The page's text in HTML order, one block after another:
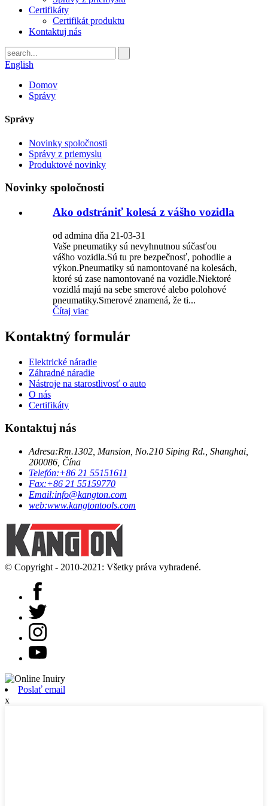
Certifikáty
Certifikát produktu
Kontaktuj nás
English
Domov
Správy
Správy
Novinky spoločnosti
Správy z priemyslu
Produktové novinky
Novinky spoločnosti
Ako odstrániť kolesá z vášho vozidla
od admina dňa 21-03-31
Vaše pneumatiky sú nevyhnutnou súčasťou
vášho vozidla.Sú tu pre bezpečnosť, pohodlie a
výkon.Pneumatiky sú namontované na kolesách,
ktoré sú zase namontované na vozidle.Niektoré
vozidlá majú na sebe smerové alebo polohové
pneumatiky.Smerové znamená, že ti...
Čítaj viac
Kontaktný formulár
Elektrické náradie
Záhradné náradie
Nástroje na starostlivosť o auto
O nás
Certifikáty
Kontaktuj nás
Adresa:Rm.1302, Mansion, No.210 Siping Rd., Shanghai,
200086, Čína
Telefón:+86 21 55151611
Fax:+86 21 55159770
Email:info@kangton.com
web:www.kangtontools.com
© Copyright - 2010-2021: Všetky práva vyhradené.
Poslať email
x